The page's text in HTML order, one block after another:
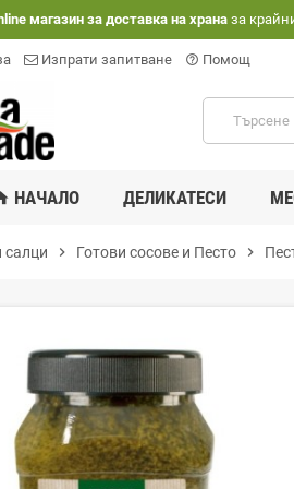
магазин за доставка на храназа
Изпрати запитване help_outline Помощ
НАЧАЛО ДЕЛИКАТЕСИ
салци chevron_right Готови сосове и Песто chevron_right